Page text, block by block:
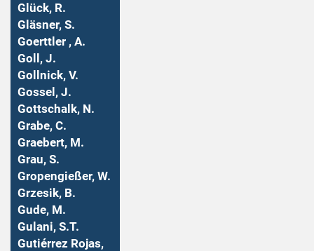
Glück, R.
Gläsner, S.
Goerttler , A.
Goll, J.
Gollnick, V.
Gossel, J.
Gottschalk, N.
Grabe, C.
Graebert, M.
Grau, S.
Gropengießer, W.
Grzesik, B.
Gude, M.
Gulani, S.T.
Gutiérrez Rojas,